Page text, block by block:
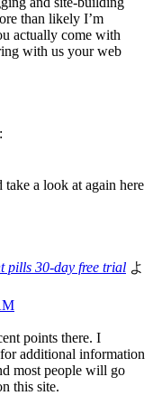
than likely I’m
actually come with
with us your web
a look at again here
pills 30-day free trial よ
points there. I
additional information
most people will go
this site.